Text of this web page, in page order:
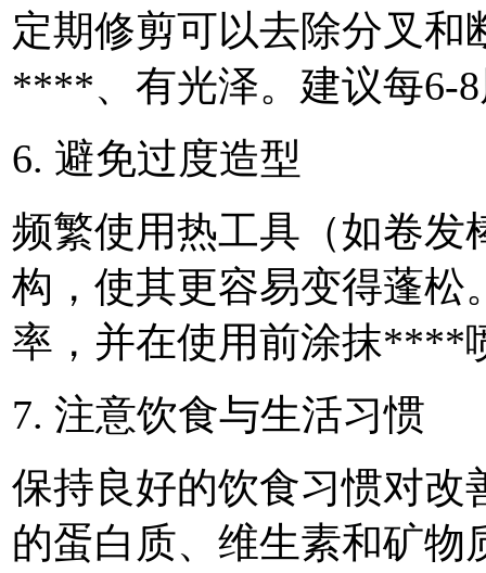
定期修剪可以去除分叉
****、有光泽。建议每6-
6. 避免过度造型
频繁使用热工具（如卷发
构，使其更容易变得蓬松
率，并在使用前涂抹****
7. 注意饮食与生活习惯
保持良好的饮食习惯对
的蛋白质、维生素和矿